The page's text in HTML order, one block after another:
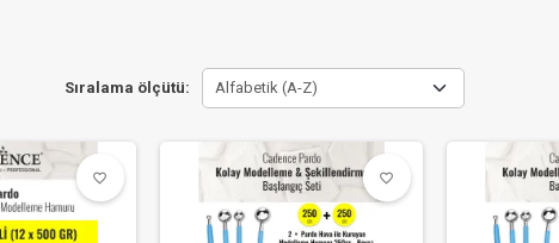
Sıralama ölçütü: Alfabetik (A-Z)
favorite_border
favorite_border favorite_border
favorite_border